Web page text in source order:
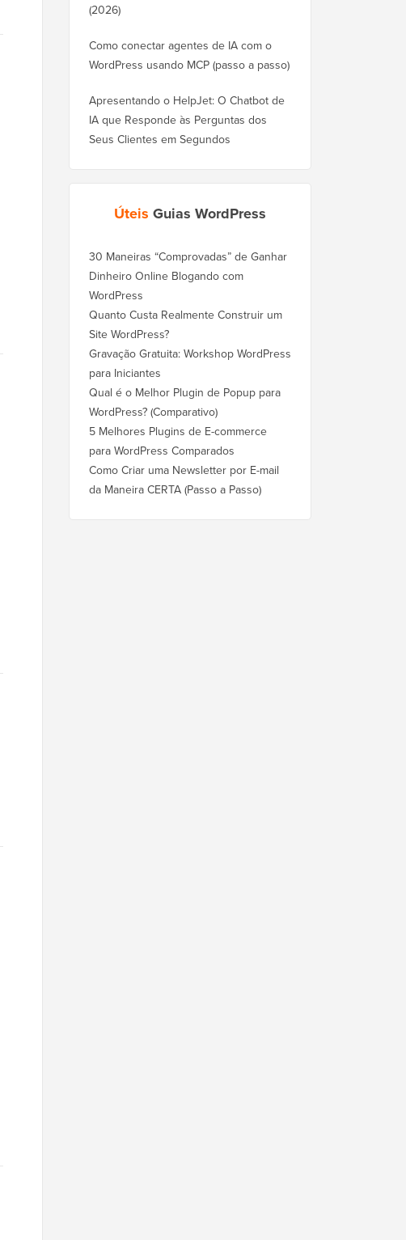
(2026)
Como conectar agentes de IA com o
WordPress usando MCP (passo a passo)
Apresentando o HelpJet: O Chatbot de
IA que Responde às Perguntas dos
Seus Clientes em Segundos
Úteis Guias WordPress
30 Maneiras “Comprovadas” de Ganhar
Dinheiro Online Blogando com
WordPress
Quanto Custa Realmente Construir um
Site WordPress?
Gravação Gratuita: Workshop WordPress
para Iniciantes
Qual é o Melhor Plugin de Popup para
WordPress? (Comparativo)
5 Melhores Plugins de E-commerce
para WordPress Comparados
Como Criar uma Newsletter por E-mail
da Maneira CERTA (Passo a Passo)